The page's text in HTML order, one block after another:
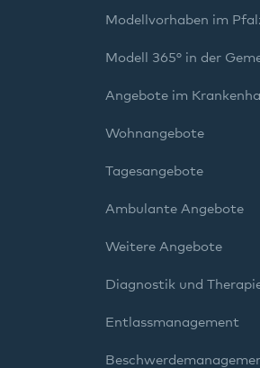
Modellvorhaben im
Modell 365° in der
Angebote im
Wohnangebote
Tagesangebote
Ambulante Angebote
Weitere Angebote
Diagnostik und
Entlassmanagement